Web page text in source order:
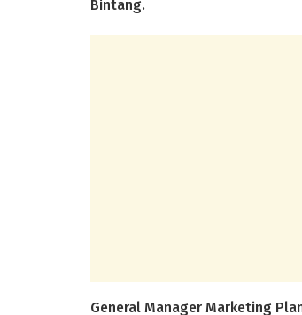
Bintang.
General Manager Marketing